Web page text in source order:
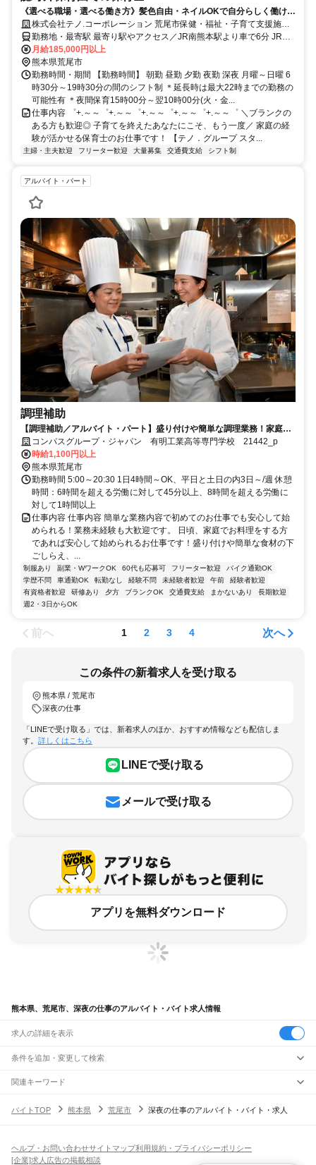
《選べる職場・選べる働き方》髪色自由・ネイルOKで自分らしく働け
る！社宅支援制度あり／資格を活かせる
株式会社テノ.コーポレーション 荒尾市保健・福祉・子育て支援施設
Mirairo
勤務地・最寄駅 最寄り駅やアクセス／JR南熊本駅より車で6分 JR熊
本駅より車で10分 熊本市電「九品寺交差点」より徒歩10分
月給185,000円以上
熊本県荒尾市
勤務時間・期間 【勤務時間】 朝勤 昼勤 夕勤 夜勤 深夜 月曜～日曜 6
時30分～19時30分の間のシフト制 ＊延長時は最大22時までの勤務の
可能性有 ＊夜間保育15時00分～翌10時00分(火・金...
仕事内容 ゜+.～～゜+.～～゜+.～～゜+.～～゜+.～～゜ ＼ブランクの
ある方も歓迎◎ 子育てを終えたあなたにこそ、もう一度／ 家庭の経
験が活かせる保育士のお仕事です！ 【テノ．グループ スタ...
主婦・主夫歓迎 フリーター歓迎 大量募集 交通費支給 シフト制
アルバイト・パート
調理補助
【調理補助／アルバイト・パート】盛り付けや簡単な調理業務！家庭の
調理レベルでOK！
コンパスグループ・ジャパン 有明工業高等専門学校 21442_p
時給1,100円以上
熊本県荒尾市
勤務時間 5:00～20:30 1日4時間～OK、平日と土日の内3日～/週 休憩
時間：6時間を超える労働に対して45分以上、8時間を超える労働に
対して1時間以上
仕事内容 仕事内容 簡単な業務内容で初めてのお仕事でも安心して始
められる！業務未経験も大歓迎です。 日頃、家庭でお料理をする方
であれば安心して始められるお仕事です！盛り付けや簡単な食材の下
ごしらえ、...
制服あり 副業・WワークOK 60代も応募可 フリーター歓迎
バイク通勤OK
学歴不問
車通勤OK 転勤なし 経験不問 未経験者歓迎 午前
経験者歓迎
有資格者歓迎
研修あり 夕方 ブランクOK 交通費支給 まかないあり
長期歓迎
週2・3日からOK
前へ 1 2 3 4 次へ
この条件の新着求人を受け取る
熊本県 / 荒尾市
深夜の仕事
「LINEで受け取る」では、新着求人のほか、おすすめ情報なども配信しま
す。 詳しくはこちら
LINEで受け取る
メールで受け取る
アプリを無料ダウンロード
熊本県、荒尾市、深夜の仕事のアルバイト・バイト求人情報
求人の詳細を表示
条件を追加・変更して検索
市区町村を追加・変更
熊本県すべて
八代市人吉市荒尾市水俣市玉名市山鹿市菊池市宇土市上天草市宇城市
駅を追加・変更
荒尾駅 南荒尾駅 長洲駅 大野下駅 玉名駅肥後伊倉駅 木葉駅 田原坂駅
崇城大学前駅上熊本駅熊本駅西熊本駅川尻駅富合駅宇土駅松橋駅小川駅
飲食・フードサービス
飲食・フードサービス
特徴を追加・変更
関連キーワード
熊本県 荒尾市 夜熊本県 荒尾市 夜間清掃熊本県 荒尾市 仕事
バイトTOP 熊本県 荒尾市 深夜の仕事のアルバイト・バイト・求人
ヘルプ・お問い合わせサイトマップ利用規約・プライバシーポリシー
[企業]求人広告の掲載相談